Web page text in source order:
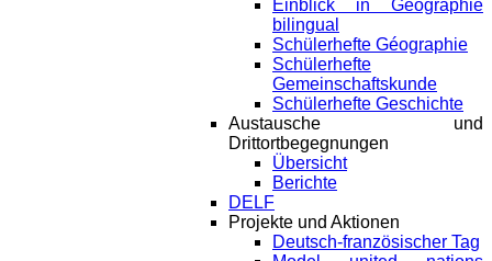
Einblick in Géographie
bilingual
Schülerhefte Géographie
Schülerhefte
Gemeinschaftskunde
Schülerhefte Geschichte
Austausche und
Drittortbegegnungen
Übersicht
Berichte
DELF
Projekte und Aktionen
Deutsch-französischer Tag